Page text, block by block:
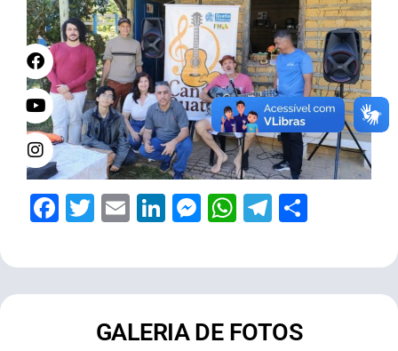
Facebook
Twitter
EmailLinkedIn
Messenger
WhatsApp
Telegram
GALERIA DE FOTOS